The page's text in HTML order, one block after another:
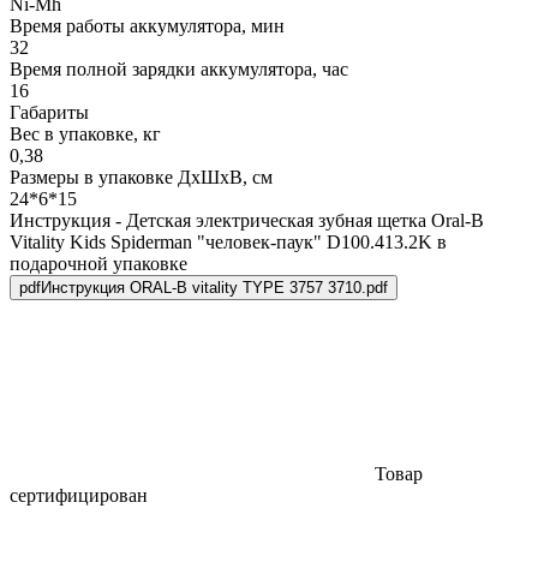
Время работы аккумулятора, мин
32
Время полной зарядки аккумулятора, час
16
Габариты
Вес в упаковке, кг
0,38
Размеры в упаковке ДxШxВ, см
24*6*15
Инструкция - Детская электрическая зубная щетка Oral-B
Vitality Kids Spiderman "человек-паук" D100.413.2K в
подарочной упаковке
pdfИнструкция ORAL-B vitality TYPE 3757 3710.pdf
Товар
сертифицирован